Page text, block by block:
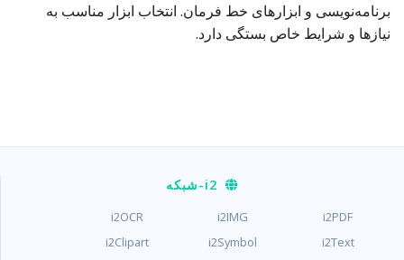
برنامه‌نویسی و ابزارهای خط فرمان. انتخاب ابزار مناسب به
نیازها و شرایط خاص بستگی دارد.
i2-شبکه
i2PDF
i2IMG
i2OCR
i2Text
i2Symbol
i2Clipart